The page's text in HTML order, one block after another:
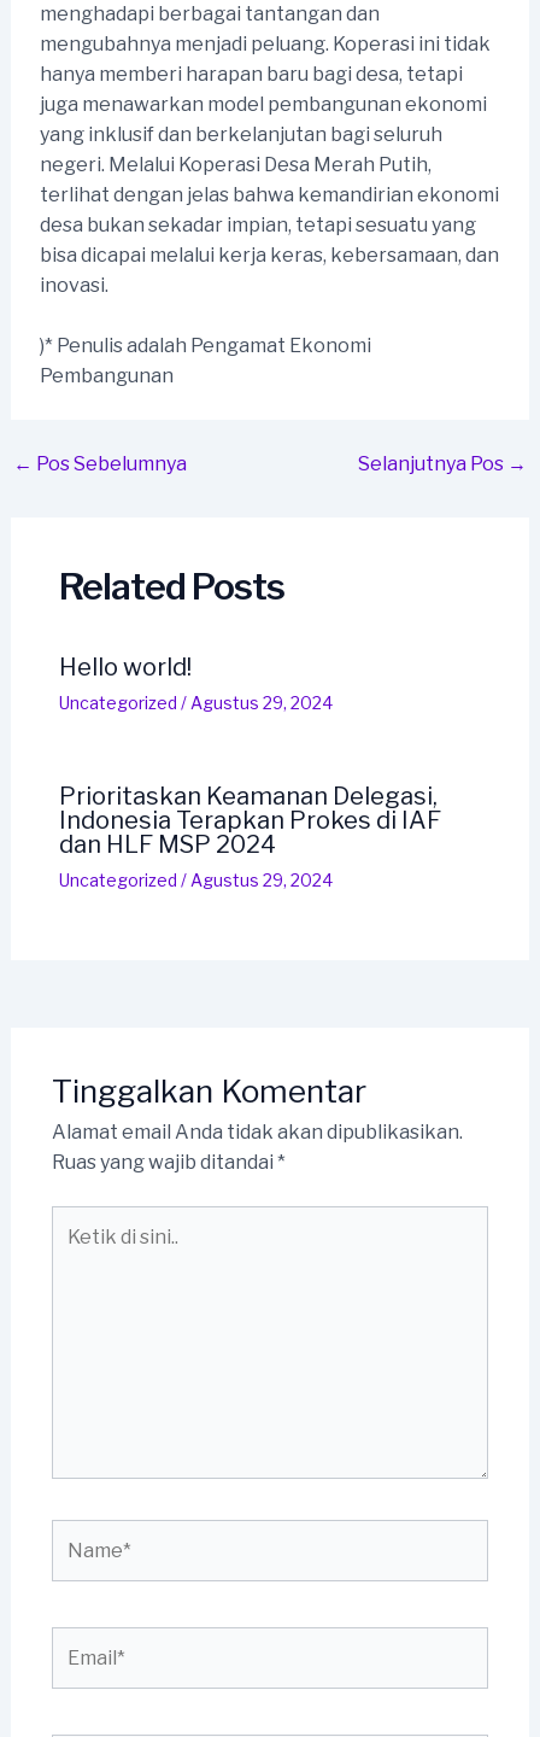
menghadapi berbagai tantangan dan
mengubahnya menjadi peluang. Koperasi ini tidak
hanya memberi harapan baru bagi desa, tetapi
juga menawarkan model pembangunan ekonomi
yang inklusif dan berkelanjutan bagi seluruh
negeri. Melalui Koperasi Desa Merah Putih,
terlihat dengan jelas bahwa kemandirian ekonomi
desa bukan sekadar impian, tetapi sesuatu yang
bisa dicapai melalui kerja keras, kebersamaan, dan
inovasi.
)* Penulis adalah Pengamat Ekonomi
Pembangunan
Post
← Pos Sebelumnya Selanjutnya Pos →
Related Posts
Hello world!
Uncategorized / Agustus 29, 2024
Prioritaskan Keamanan Delegasi,
Indonesia Terapkan Prokes di IAF
dan HLF MSP 2024
Uncategorized / Agustus 29, 2024
Tinggalkan Komentar
Alamat email Anda tidak akan dipublikasikan.
Ruas yang wajib ditandai *